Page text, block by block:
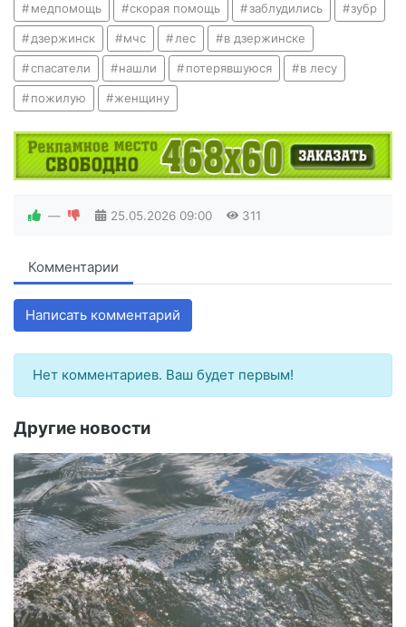
медпомощь скорая помощь заблудились зубр
дзержинск мчс лес в дзержинске
спасатели нашли потерявшуюся в лесу
пожилую женщину
— 25.05.2026 09:00 311
Комментарии
Написать комментарий
Нет комментариев. Ваш будет первым!
Другие новости